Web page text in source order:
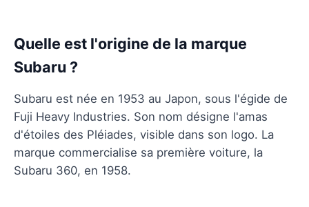
Quelle est l'origine de la marque
Subaru ?
Subaru est née en 1953 au Japon, sous l'égide de
Fuji Heavy Industries. Son nom désigne l'amas
d'étoiles des Pléiades, visible dans son logo. La
marque commercialise sa première voiture, la
Subaru 360, en 1958.